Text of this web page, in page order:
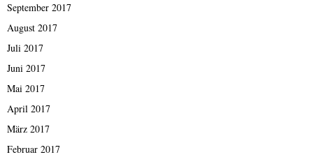
September 2017
August 2017
Juli 2017
Juni 2017
Mai 2017
April 2017
März 2017
Februar 2017